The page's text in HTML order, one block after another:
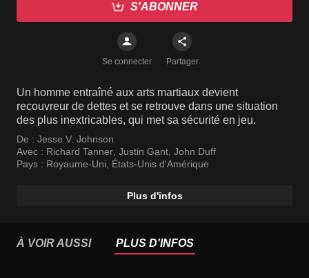
S'ABONNER
Se connecter Partager
Un homme entraîné aux arts martiaux devient
recouvreur de dettes et se retrouve dans une situation
des plus inextricables, qui met sa sécurité en jeu.
De : Jesse V. Johnson
Avec : Richard Tanner Justin Gant John Duff
Pays : Royaume-Uni États-Unis d'Amérique
Plus d'infos
À VOIR AUSSI PLUS D'INFOS